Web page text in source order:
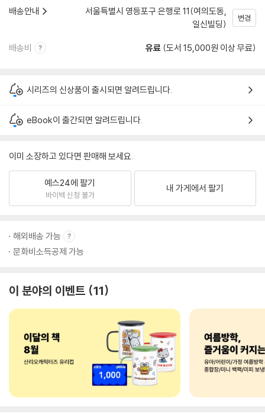
배송안내
서울특별시 영등포구 은행로 11(여의도동,
일신빌딩)
변경
배송비 유료 (도서 15,000원 이상 무료)
시리즈의 신상품이 출시되면 알려드립니다.
eBook이 출간되면 알려드립니다.
이미 소장하고 있다면 판매해 보세요.
예스24에 팔기
바이백 신청 불가
내 가게에서 팔기
해외배송 가능
문화비소득공제 가능
이 분야의 이벤트 11